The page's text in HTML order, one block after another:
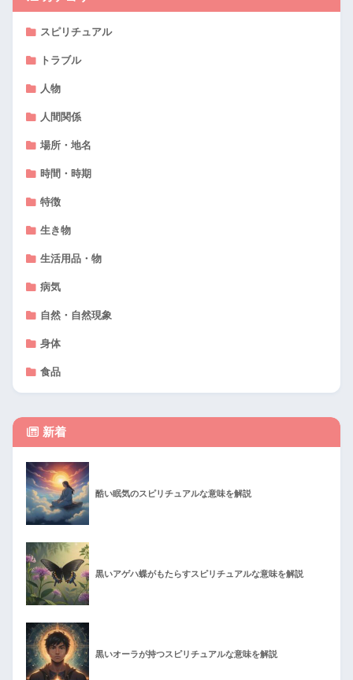
スピリチュアル
トラブル
人物
人間関係
場所・地名
時間・時期
特徴
生き物
生活用品・物
病気
自然・自然現象
身体
食品
新着
酷い眠気のスピリチュアルな意味を解説
黒いアゲハ蝶がもたらすスピリチュアルな意味を解説
黒いオーラが持つスピリチュアルな意味を解説